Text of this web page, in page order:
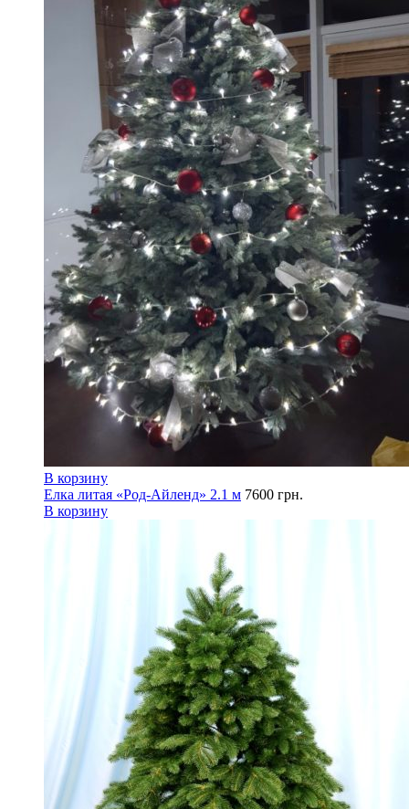
В корзину
Елка литая «Род-Айленд» 2.1 м 7600 грн.
В корзину